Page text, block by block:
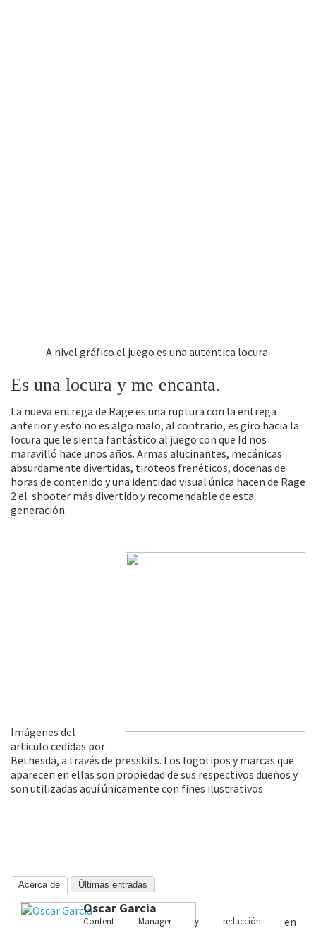
A nivel gráfico el juego es una autentica locura.
Es una locura y me encanta.
La nueva entrega de Rage es una ruptura con la entrega
anterior y esto no es algo malo, al contrario, es giro hacia la
locura que le sienta fantástico al juego con que Id nos
maravilló hace unos años. Armas alucinantes, mecánicas
absurdamente divertidas, tiroteos frenéticos, docenas de
horas de contenido y una identidad visual única hacen de Rage
2 el shooter más divertido y recomendable de esta
generación.
Imágenes del
articulo cedidas por
Bethesda, a través de presskits. Los logotipos y marcas que
aparecen en ellas son propiedad de sus respectivos dueños y
son utilizadas aquí únicamente con fines ilustrativos
Acerca de Últimas entradas
Oscar Garcia
Content Manager y redacción en